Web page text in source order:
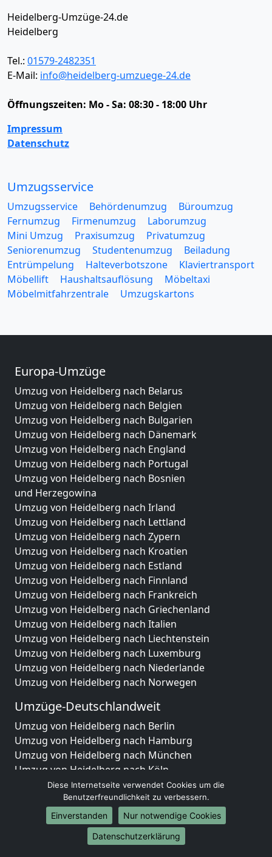
Heidelberg-Umzüge-24.de
Heidelberg
Tel.: 01579-2482351
E-Mail: info@heidelberg-umzuege-24.de
Öffnungszeiten: Mo - Sa: 08:30 - 18:00 Uhr
Impressum
Datenschutz
Umzugsservice
Umzugsservice Behördenumzug
Büroumzug
Fernumzug
Firmenumzug
Laborumzug
Mini Umzug
Praxisumzug
Privatumzug
Seniorenumzug
Studentenumzug
Beiladung
Entrümpelung
Halteverbotszone
Klaviertransport
Möbellift
Haushaltsauflösung
Möbeltaxi
Möbelmitfahrzentrale
Umzugskartons
Europa-Umzüge
Umzug von Heidelberg nach Belarus
Umzug von Heidelberg nach Belgien
Umzug von Heidelberg nach Bulgarien
Umzug von Heidelberg nach Dänemark
Umzug von Heidelberg nach England
Umzug von Heidelberg nach Portugal
Umzug von Heidelberg nach Bosnien
und Herzegowina
Umzug von Heidelberg nach Irland
Umzug von Heidelberg nach Lettland
Umzug von Heidelberg nach Zypern
Umzug von Heidelberg nach Kroatien
Umzug von Heidelberg nach Estland
Umzug von Heidelberg nach Finnland
Umzug von Heidelberg nach Frankreich
Umzug von Heidelberg nach Griechenland
Umzug von Heidelberg nach Italien
Umzug von Heidelberg nach Liechtenstein
Umzug von Heidelberg nach Luxemburg
Umzug von Heidelberg nach Niederlande
Umzug von Heidelberg nach Norwegen
Umzüge-Deutschlandweit
Umzug von Heidelberg nach Berlin
Umzug von Heidelberg nach Hamburg
Umzug von Heidelberg nach München
Umzug von Heidelberg nach Köln
Umzug von Heidelberg nach Frankfurt am Main
Umzug von Heidelberg nach Stuttgart
Umzug von Heidelberg nach Düsseldorf
Umzug von Heidelberg nach Leipzig
Umzug von Heidelberg nach Dortmund
Diese Internetseite verwendet Cookies um die
Benutzerfreundlichkeit zu verbessern.
Einverstanden
Nur notwendige Cookies
Datenschutzerklärung